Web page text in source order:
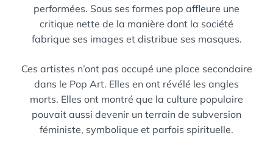
performées. Sous ses formes pop affleure une
critique nette de la manière dont la société
fabrique ses images et distribue ses masques.
Ces artistes n’ont pas occupé une place secondaire
dans le Pop Art. Elles en ont révélé les angles
morts. Elles ont montré que la culture populaire
pouvait aussi devenir un terrain de subversion
féministe, symbolique et parfois spirituelle.